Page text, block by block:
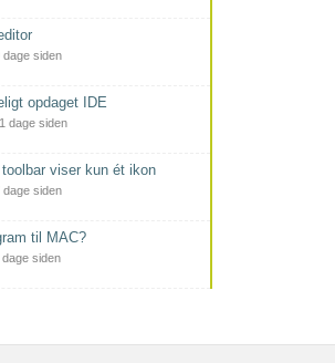
siden
opdaget IDE
dage siden
viser kun ét ikon
siden
til MAC?
siden